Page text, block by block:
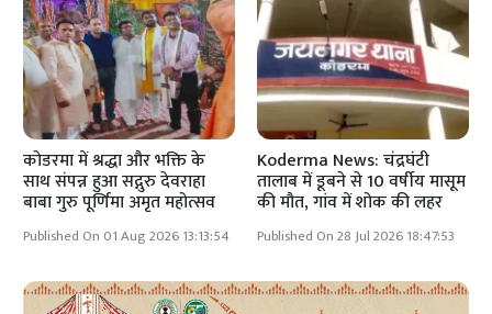
कोडरमा में श्रद्धा और भक्ति के
साथ संपन्न हुआ सद्गुरु देवराहा
बाबा गुरु पूर्णिमा अमृत महोत्सव
Published On 01 Aug 2026 13:13:54
Koderma News: चंद्रघंटी
तालाब में डूबने से 10 वर्षीय मासूम
की मौत, गांव में शोक की लहर
Published On 28 Jul 2026 18:47:53